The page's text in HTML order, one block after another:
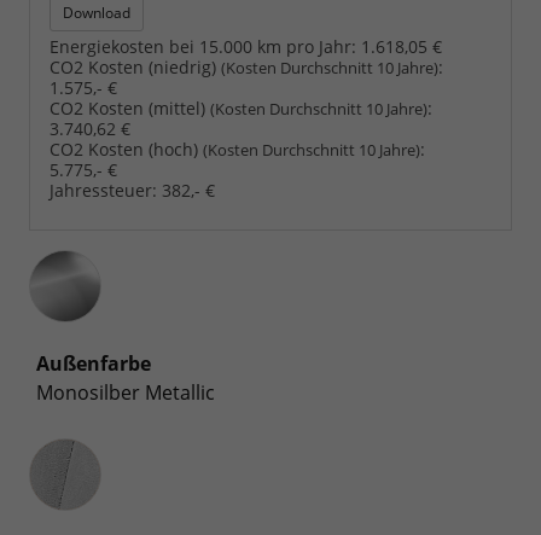
Download
Energiekosten bei 15.000 km pro Jahr: 1.618,05 €
CO2 Kosten (niedrig) (Kosten Durchschnitt 10 Jahre):
1.575,- €
CO2 Kosten (mittel) (Kosten Durchschnitt 10 Jahre):
3.740,62 €
CO2 Kosten (hoch) (Kosten Durchschnitt 10 Jahre):
5.775,- €
Jahressteuer: 382,- €
Außenfarbe
Monosilber Metallic
Innenausstattung